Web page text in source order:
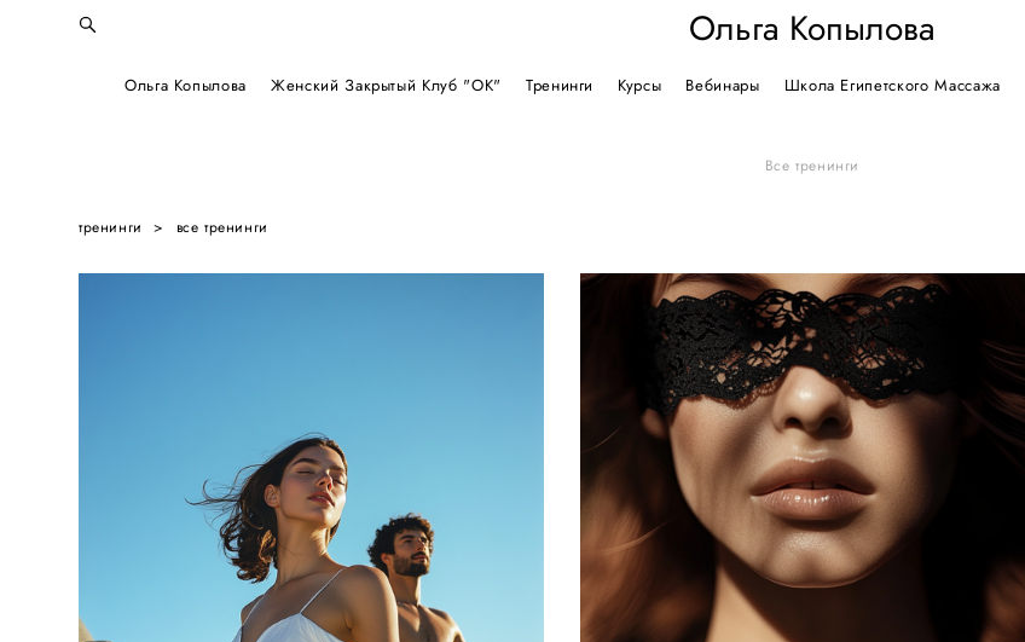
Ольга Копылова
Ольга Копылова Женский Закрытый Клуб "ОК" Тренинги Курсы Вебинары Школа Египетского Массажа
Ольга Копылова
Ольга Копылова Женский Закрытый Клуб "ОК" Тренинги Курсы Вебинары Школа Египетского Массажа
Все тренинги
тренинги > все тренинги